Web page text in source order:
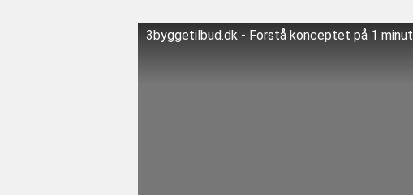
3byggetilbud.dk - Forstå konceptet på 1 minut